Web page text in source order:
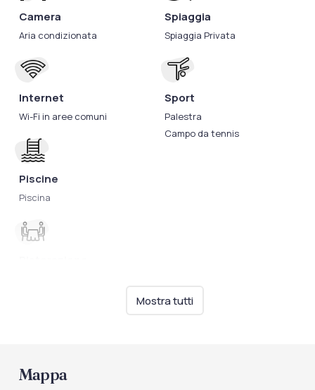
Camera
Aria condizionata
Internet
Wi-Fi in aree comuni
Piscine
Piscina
Spiaggia
Spiaggia Privata
Sport
Palestra
Campo da tennis
Mostra tutti
Mappa